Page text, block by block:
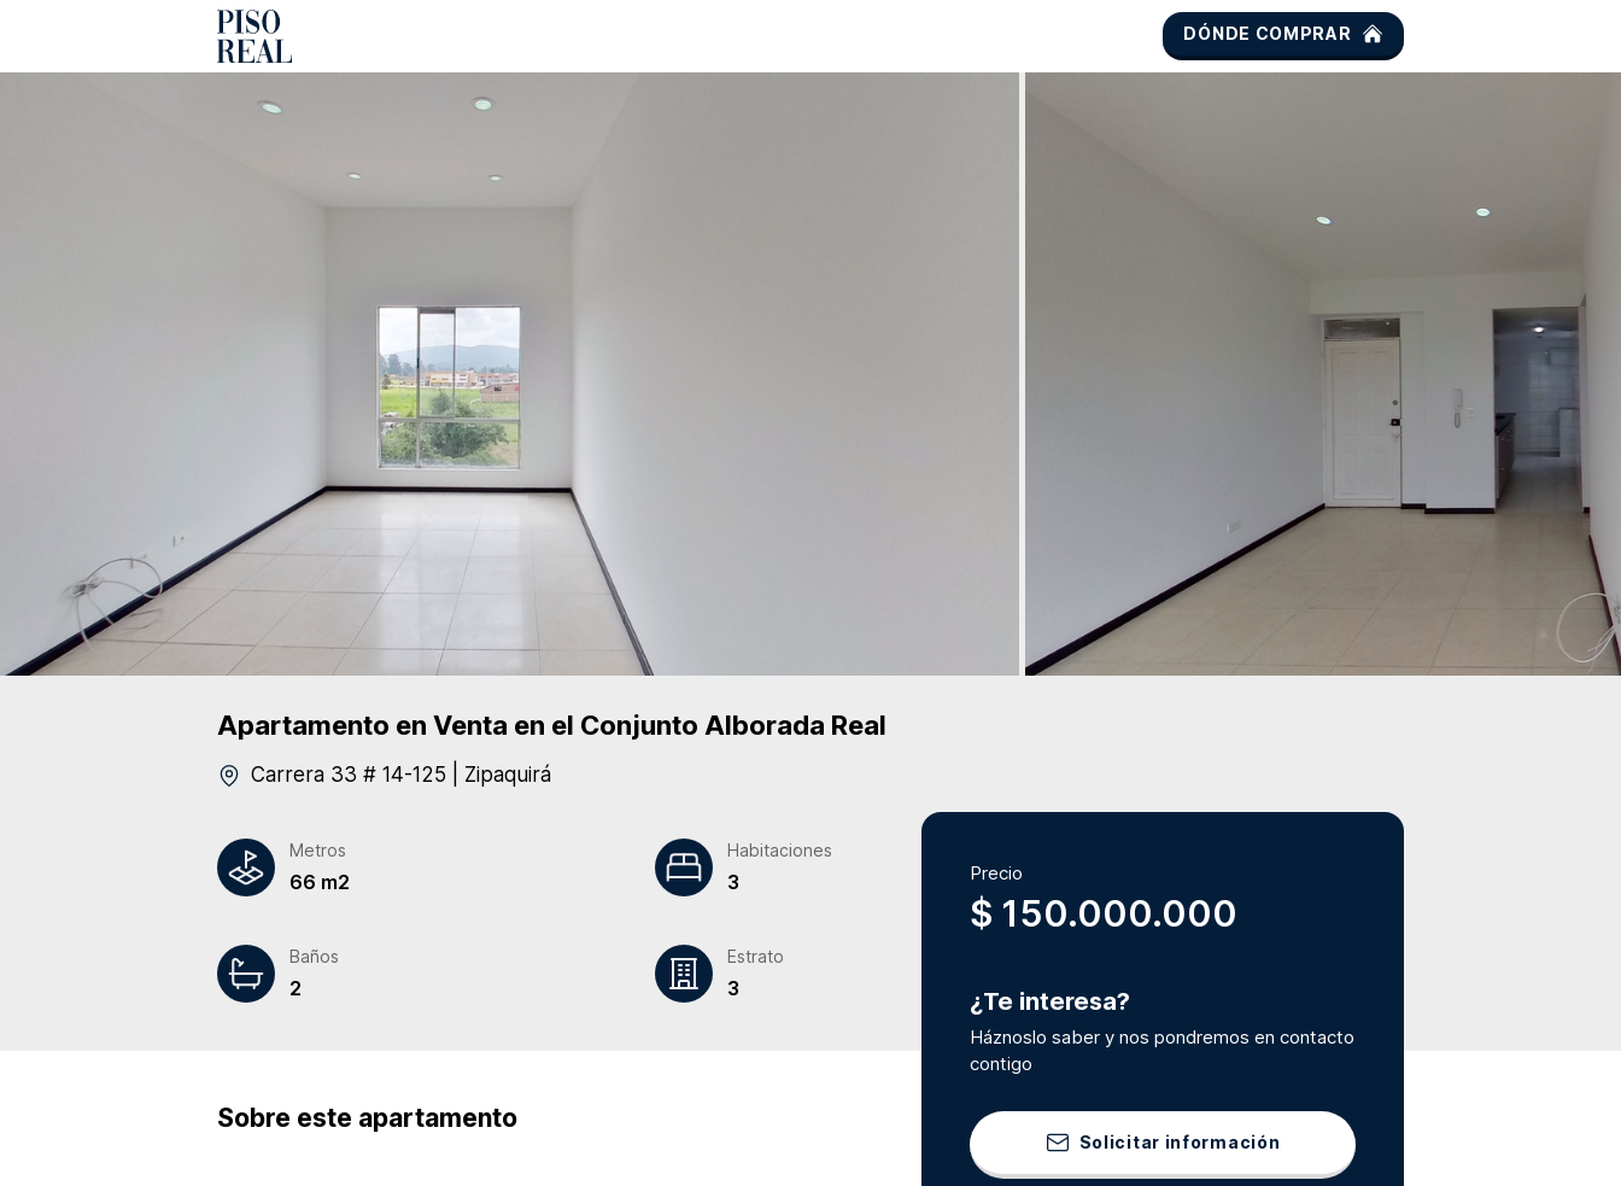
DÓNDE COMPRAR
Apartamento en Venta en el Conjunto Alborada Real
Carrera 33 # 14-125 Zipaquirá
Metros
66 m2
Habitaciones
3
Baños
2
Estrato
3
Sobre este apartamento
Precio
$ 150.000.000
¿Te interesa?
Háznoslo saber y nos pondremos en contacto
contigo
Solicitar información